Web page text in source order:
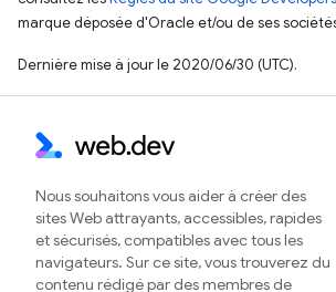
marque déposée d'Oracle et/ou de ses
Dernière mise à jour le 2020/06/30 (UTC).
Nous souhaitons vous aider à créer des
sites Web attrayants, accessibles, rapides
et sécurisés, compatibles avec tous les
navigateurs. Sur ce site, vous trouverez du
contenu rédigé par des membres de